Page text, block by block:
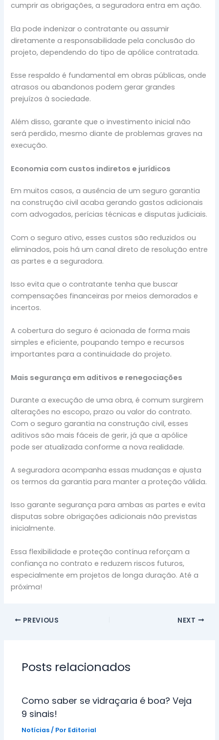
cumprir as obrigações, a seguradora entra em ação.
Ela pode indenizar o contratante ou assumir
diretamente a responsabilidade pela conclusão do
projeto, dependendo do tipo de apólice contratada.
Esse respaldo é fundamental em obras públicas, onde
atrasos ou abandonos podem gerar grandes
prejuízos à sociedade.
Além disso, garante que o investimento inicial não
será perdido, mesmo diante de problemas graves na
execução.
Economia com custos indiretos e jurídicos
Em muitos casos, a ausência de um seguro garantia
na construção civil acaba gerando gastos adicionais
com advogados, perícias técnicas e disputas judiciais.
Com o seguro ativo, esses custos são reduzidos ou
eliminados, pois há um canal direto de resolução entre
as partes e a seguradora.
Isso evita que o contratante tenha que buscar
compensações financeiras por meios demorados e
incertos.
A cobertura do seguro é acionada de forma mais
simples e eficiente, poupando tempo e recursos
importantes para a continuidade do projeto.
Mais segurança em aditivos e renegociações
Durante a execução de uma obra, é comum surgirem
alterações no escopo, prazo ou valor do contrato.
Com o seguro garantia na construção civil, esses
aditivos são mais fáceis de gerir, já que a apólice
pode ser atualizada conforme a nova realidade.
A seguradora acompanha essas mudanças e ajusta
os termos da garantia para manter a proteção válida.
Isso garante segurança para ambas as partes e evita
disputas sobre obrigações adicionais não previstas
inicialmente.
Essa flexibilidade e proteção contínua reforçam a
confiança no contrato e reduzem riscos futuros,
especialmente em projetos de longa duração. Até a
próxima!
PREVIOUS NEXT
Posts relacionados
Como saber se vidraçaria é boa? Veja
9 sinais!
Notícias/ Por Editorial